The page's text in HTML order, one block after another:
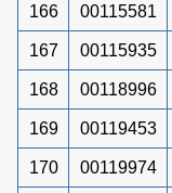
166 00115581
167 00115935
168 00118996
169 00119453
170 00119974